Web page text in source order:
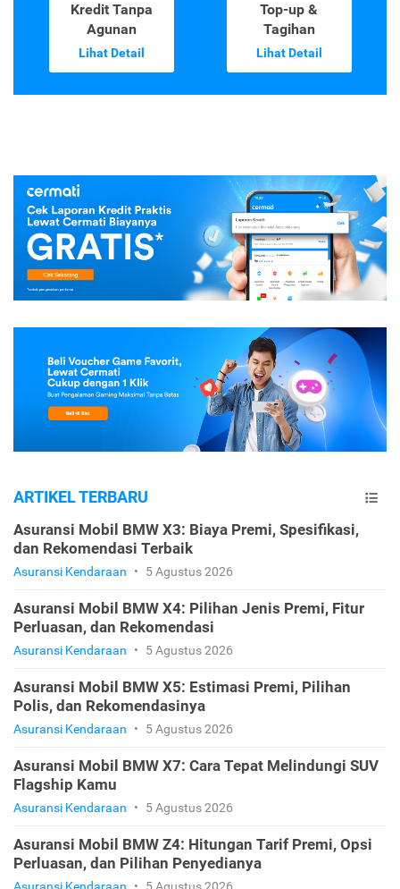
Kredit Tanpa
Agunan
Lihat Detail
Top-up &
Tagihan
Lihat Detail
ARTIKEL TERBARU
Asuransi Mobil BMW X3: Biaya Premi, Spesifikasi,
dan Rekomendasi Terbaik
Asuransi Kendaraan • 5 Agustus 2026
Asuransi Mobil BMW X4: Pilihan Jenis Premi, Fitur
Perluasan, dan Rekomendasi
Asuransi Kendaraan • 5 Agustus 2026
Asuransi Mobil BMW X5: Estimasi Premi, Pilihan
Polis, dan Rekomendasinya
Asuransi Kendaraan • 5 Agustus 2026
Asuransi Mobil BMW X7: Cara Tepat Melindungi SUV
Flagship Kamu
Asuransi Kendaraan • 5 Agustus 2026
Asuransi Mobil BMW Z4: Hitungan Tarif Premi, Opsi
Perluasan, dan Pilihan Penyedianya
Asuransi Kendaraan • 5 Agustus 2026